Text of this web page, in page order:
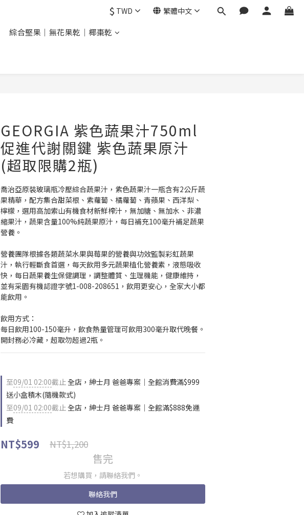
$ TWD 繁體中文
綜合堅果｜無花果乾｜椰棗乾
GEORGIA 紫色蔬果汁750ml
促進代謝關鍵 紫色蔬果原汁
(超取限購2瓶)
喬治亞原裝玻璃瓶冷壓綜合蔬果汁，紫色蔬果汁一瓶含有2公斤蔬
果精華，配方集合甜菜根、紫蘿蔔、橘蘿蔔、青蘋果、西洋梨、
檸檬，選用高加索山有機食材新鮮榨汁，無加糖、無加水、非濃
縮果汁，蔬果含量100%純蔬果原汁，每日補充100毫升補足蔬果
營養。
營養團隊根據各類蔬菜水果與莓果的營養與功效監製彩虹蔬果
汁，執行輕斷食首選，每天飲用多元蔬果植化營養素，液態吸收
快，每日蔬果養生保健調理，調整體質、生理機能，健康維持，
並有采園有機認證字號1-008-208651，飲用更安心，全家大小都
能飲用。
飲用方式：
每日飲用100-150毫升，飲食熱量管理可飲用300毫升取代晚餐。
開封務必冷藏，超取勿超過2瓶。
至09/01 02:00截止全店，紳士月 爸爸專案｜全館消費滿$999
送小盒積木(隨機款式)
至09/01 02:00截止全店，紳士月 爸爸專案｜全館滿$888免運
費
NT$599 NT$1,200
售完
若想購買，請聯絡我們。
聯絡我們